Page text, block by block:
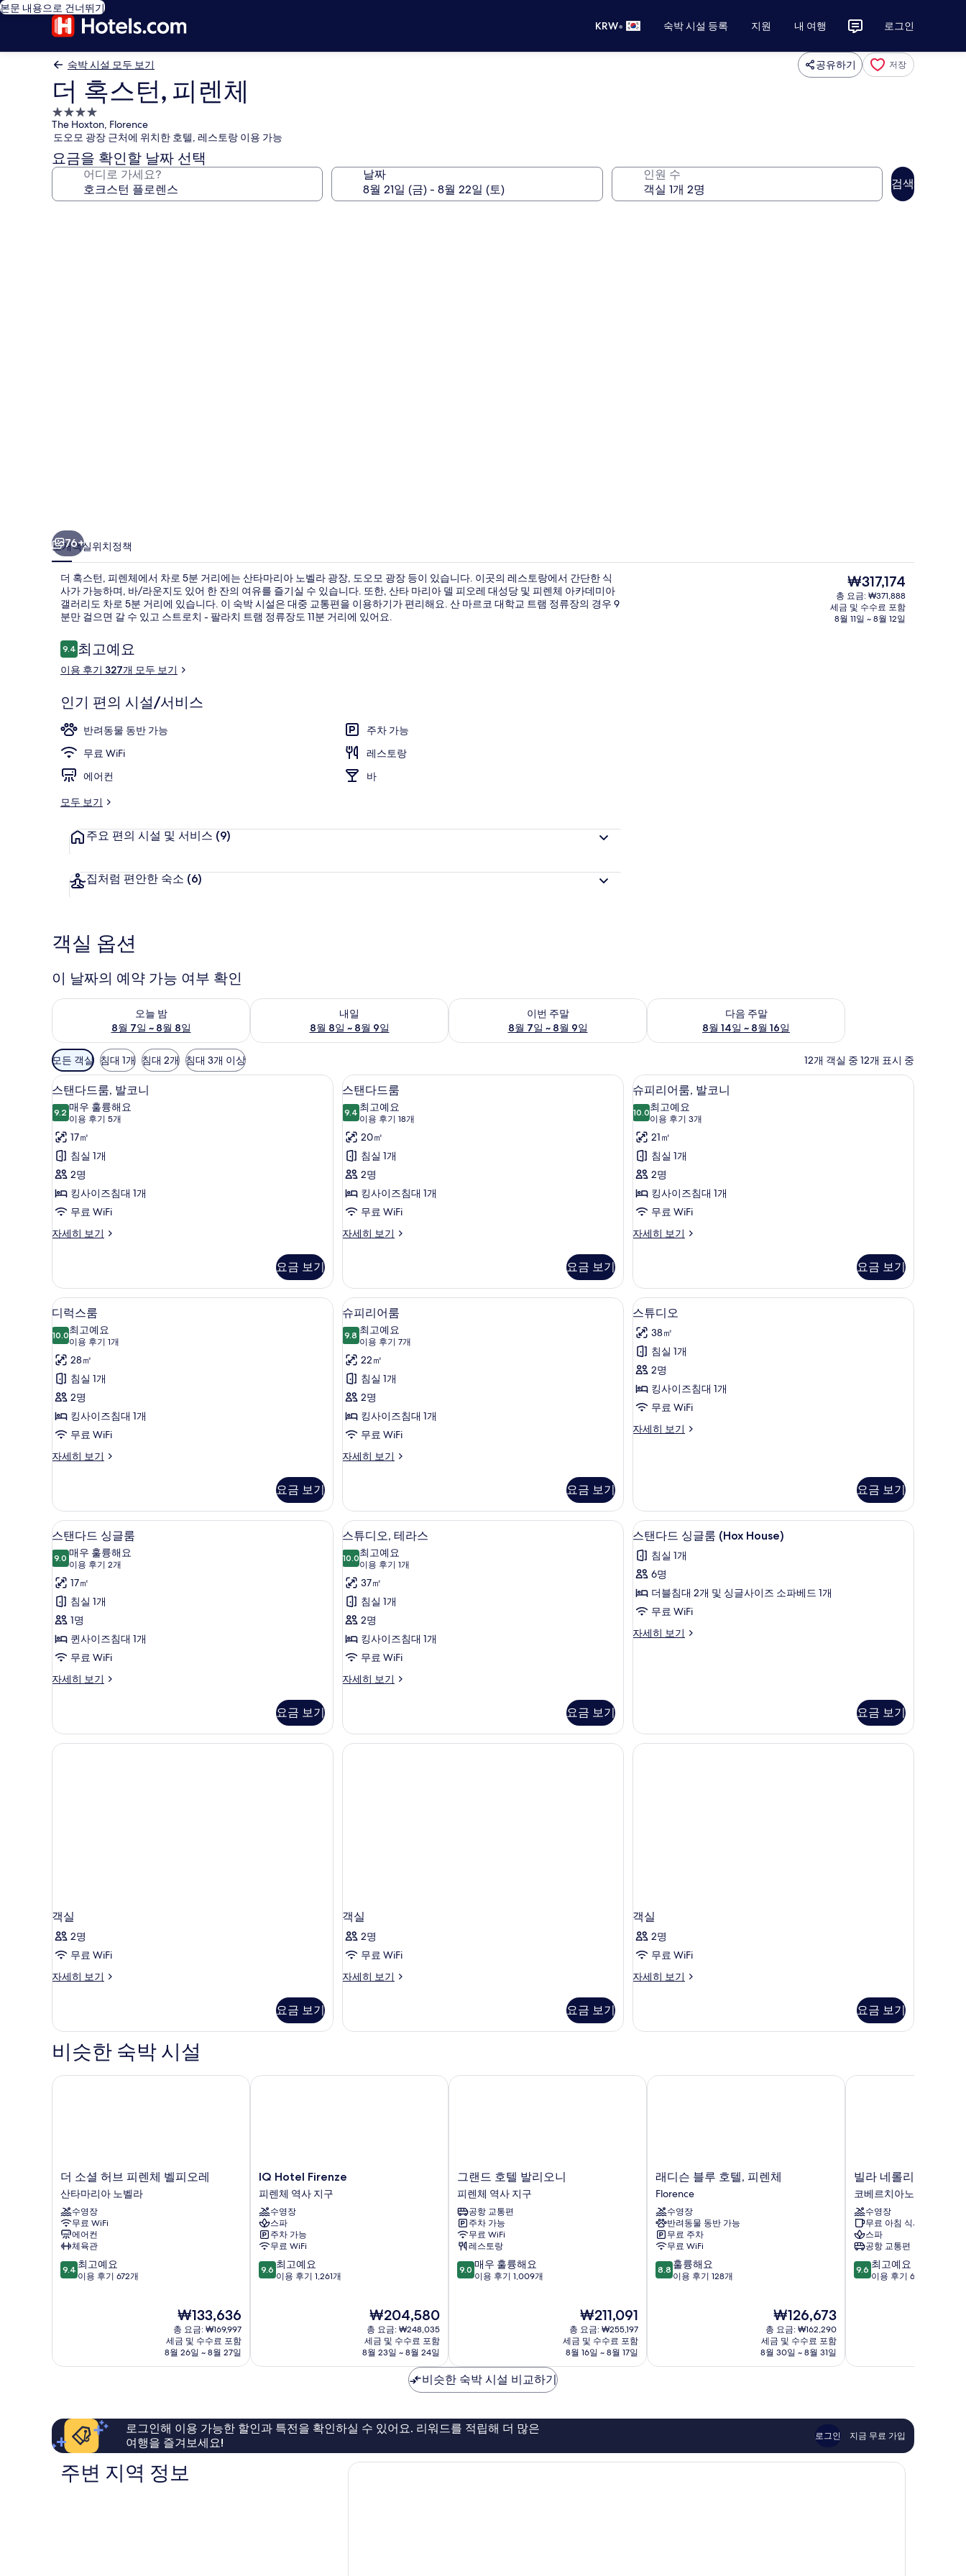
본문 내용으로 건너뛰기
KRW• 숙박 시설 등록 지원 내 여행 로그인
숙박 시설 모두 보기 공유하기 저장
더 혹스턴, 피렌체
4.0
성
급
숙
박
The Hoxton, Florence
도오모 광장 근처에 위치한 호텔, 레스토랑 이용 가능
요금을 확인할 날짜 선택
어디로 가세요? 날짜 인원 수
검색
76+
소개객실위치정책
더 혹스턴, 피렌체에서 차로 5분 거리에는 산타마리아 노벨라 광장, 도오모 광장 등이 있습니다. 이곳의 레스토랑에서 간단한 식
사가 가능하며, 바/라운지도 있어 한 잔의 여유를 즐기실 수 있습니다. 또한, 산타 마리아 델 피오레 대성당 및 피렌체 아카데미아
갤러리도 차로 5분 거리에 있습니다. 이 숙박 시설은 대중 교통편을 이용하기가 편리해요. 산 마르코 대학교 트램 정류장의 경우 9
분만 걸으면 갈 수 있고 스트로치 - 팔라치 트램 정류장도 11분 거리에 있어요.
이
용
후
9.410점 만점 중 9.4점.
최고예요
이용 후기 327개 모두 보기
인기 편의 시설/서비스
반려동물 동반 가능
주차 가능
무료 WiFi
레스토랑
에어컨
바
모두 보기
주요 편의 시설 및 서비스 (9)
집처럼 편안한 숙소 (6)
현
재
가
격
₩317,174
총 요금: ₩371,888
세금 및 수수료 포함
8월 11일 ~ 8월 12일
객실 옵션
이 날짜의 예약 가능 여부 확인
오늘 밤
8월 7일 ~ 8월 8일
오늘 밤 예약 가능 여부 확인, 8월 7일 ~ 8월 8일
내일
8월 8일 ~ 8월 9일
내일 예약 가능 여부 확인, 8월 8일 ~ 8월 9일
이번 주말
8월 7일 ~ 8월 9일
이번 주말 예약 가능 여부 확인, 8월 7일 ~ 8월 9일
다음 주말
8월 14일 ~ 8월 16일
다음 주말 예약 가능 여부 확인, 8월 14일 ~ 8월 16일
객
실
에
사
용
가
능
한
필
터
모든 객실 침대 1개 침대 2개 침대 3개 이상 12개 객실 중 12개 표시 중
스
탠
다
드
룸,
발
코
니
사
두
보
기
미니바, 객실 내 금고, 다리미/다리미판, 무료 WiFi
14
스탠다드룸, 발코니
9.29.2점 만점 중 10점
매우 훌륭해요
이용 후기 5개
(이
용
후
기
5
개)
17㎡
침실 1개
2명
킹사이즈침대 1개
무료 WiFi
자세히 보기
스
룸,
발
코
니
자
히
보
기
요금 보기
스
탠
다
드
룸
사
진
모
두
미니바, 객실 내 금고, 다리미/다리미판, 무료 WiFi
20
스탠다드룸
9.49.4점 만점 중 10점
최고예요
이용 후기 18개
(이
용
후
기
18
개)
20㎡
침실 1개
2명
킹사이즈침대 1개
무료 WiFi
자세히 보기
스
룸
자
세
히
보
요금 보기
슈
피
리
어
룸,
발
코
니
사
두
보
기
미니바, 객실 내 금고, 다리미/다리미판, 무료
28
슈피리어룸, 발코니
10.010.0점 만점 중 10점
최고예요
이용 후기 3개
(이
용
후
기
3
개)
21㎡
침실 1개
2명
킹사이즈침대 1개
무료 WiFi
자세히 보기
슈
룸,
발
코
자
세
히
보
기
요금 보기
디
럭
스
룸
사
진
모
두
보
미니바, 객실 내 금고, 다리미/다리미판, 무료 WiFi
16
디럭스룸
10.010.0점 만점 중 10점
최고예요
이용 후기 1개
(이
용
후
기
1
개)
28㎡
침실 1개
2명
킹사이즈침대 1개
무료 WiFi
자세히 보기
디
자
세
히
기
요금 보기
슈
피
리
어
룸
사
진
모
두
미니바, 객실 내 금고, 다리미/다리미판, 무료 WiFi
26
슈피리어룸
9.89.8점 만점 중 10점
최고예요
이용 후기 7개
(이
용
후
기
7
개)
22㎡
침실 1개
2명
킹사이즈침대 1개
무료 WiFi
자세히 보기
슈
룸
자
세
보
요금 보기
스
튜
디
오
사
진
두
미니바, 객실 내 금고, 다리미/다리미판, 무료
17
스튜디오
38㎡
침실 1개
2명
킹사이즈침대 1개
무료 WiFi
자세히 보기
스
히
보
기
요금 보기
스
탠
다
드
싱
글
룸
사
진
보
기
스탠다드 싱글룸 | 미니바, 객실 내 금고, 다리미/다리미판, 무료 WiFi
7
스탠다드 싱글룸
9.09.0점 만점 중 10점
매우 훌륭해요
이용 후기 2개
(이
용
후
기
2
개)
17㎡
침실 1개
1명
퀸사이즈침대 1개
무료 WiFi
자세히 보기
스
싱
글
룸
요금 보기
스
튜
디
오,
테
라
스
사
진
보
기
미니바, 객실 내 금고, 다리미/다리미판, 무료 WiFi
16
스튜디오, 테라스
10.010.0점 만점 중 10점
최고예요
이용 후기 1개
(이
용
후
기
1
개)
37㎡
침실 1개
2명
킹사이즈침대 1개
무료 WiFi
자세히 보기
스
테
라
스
요금 보기
스
탠
다
드
싱
룸
모
두
스탠다드 싱글룸 (Hox House) | 전용 주방 | 전
9
스탠다드 싱글룸 (Hox House)
침실 1개
6명
더블침대 2개 및 싱글사이즈 소파베드 1개
무료 WiFi
자세히 보기
스
(Hox
House)
자
요금 보기
객실
2명
무료 WiFi
자세히 보기
객
히
기
요금 보기
객실
2명
무료 WiFi
자세히 보기
객
히
요금 보기
객실
2명
무료 WiFi
자세히 보기
객
히
요금 보기
비슷한 숙박 시설
더
소
셜
허
브
피
렌
체
벨
리
라
더 소셜 허브 피렌체 벨피오레
산타마리아 노벨라
수영장
무료 WiFi
에어컨
체육관
10
점
고
용
기
672
개
9.4 최고예요
이용 후기 672개
현
재
요
금
₩133,636
₩133,636
총 요금: ₩169,997
세금 및 수수료 포함
8월 26일 ~ 8월 27일
더 소셜 허브 피렌체 벨피오레
IQ
Hotel
Firenze
피
렌
체
역
사
지
IQ Hotel Firenze
피렌체 역사 지구
수영장
스파
주차 가능
무료 WiFi
10
점
고
용
후
1,261
9.6 최고예요
이용 후기 1,261개
현
재
요
금
₩204,580
₩204,580
총 요금: ₩248,035
세금 및 수수료 포함
8월 23일 ~ 8월 24일
IQ Hotel Firenze
그
랜
드
호
텔
발
리
오
니
구
그랜드 호텔 발리오니
피렌체 역사 지구
공항 교통편
주차 가능
무료 WiFi
레스토랑
10
점
우
훌
륭
요,
이
후
9.0 매우 훌륭해요
이용 후기 1,009개
현
재
요
금
₩211,091
₩211,091
총 요금: ₩255,197
세금 및 수수료 포함
8월 16일 ~ 8월 17일
그랜드 호텔 발리오니
래
디
슨
블
루
호
텔,
피
렌
래디슨 블루 호텔, 피렌체
Florence
수영장
반려동물 동반 가능
무료 주차
무료 WiFi
10
점
륭
용
128
8.8 훌륭해요
이용 후기 128개
현
재
요
금
₩126,673
₩126,673
총 요금: ₩162,290
세금 및 수수료 포함
8월 30일 ~ 8월 31일
래디슨 블루 호텔, 피렌체
빌
라
네
롤
리
코
베
르
치
빌라 네롤리
코베르치아노
수영장
무료 아침 식사
스파
공항 교통편
10
점
고
용
후
기
649
9.6 최고예요
이용 후기 649개
빌라 네롤리
비슷한 숙박 시설 비교하기
로그인해 이용 가능한 할인과 특전을 확인하실 수 있어요. 리워드를 적립해 더 많은
여행을 즐겨보세요!
로그인 지금 무료 가입
주변 지역 정보